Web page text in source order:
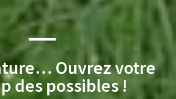
Ouvrez votre
des possibles !